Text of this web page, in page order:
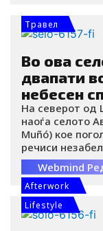
покажува дека
пореално од
Травел
Во ова
двапати
небесен
На северот од
наоѓа селото
Muñó) кое
речиси
постојани
ниту место
август 2026
од
на небото.
Webmind
Afterwork
Lifestyle